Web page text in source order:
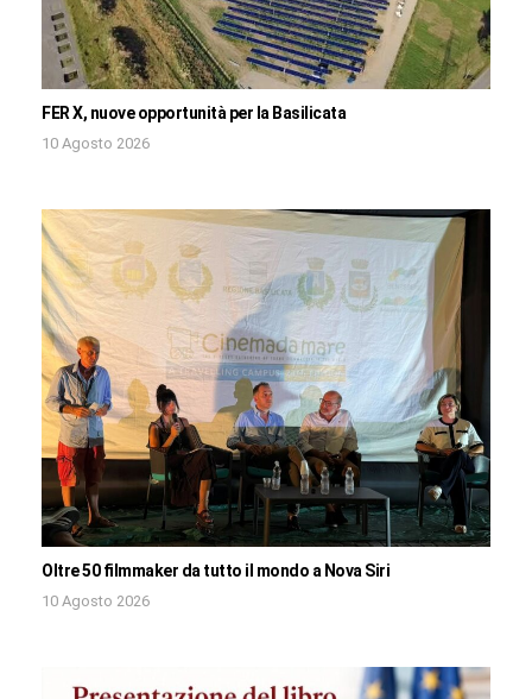
FER X, nuove opportunità per la Basilicata
10 Agosto 2026
Oltre 50 filmmaker da tutto il mondo a Nova Siri
10 Agosto 2026